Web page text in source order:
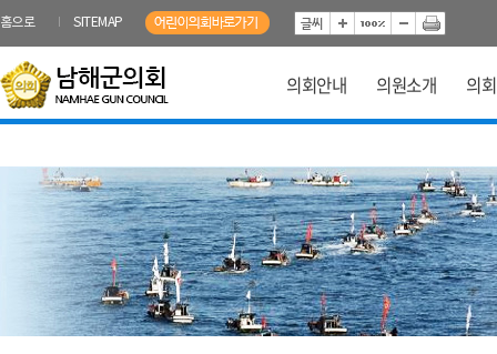
홈으로
SITEMAP
의회안내 의원소개 의